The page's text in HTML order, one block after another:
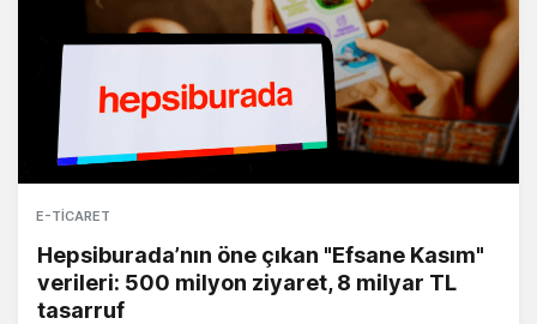
E-TICARET
Hepsiburada’nın öne çıkan "Efsane Kasım"
verileri: 500 milyon ziyaret, 8 milyar TL
tasarruf